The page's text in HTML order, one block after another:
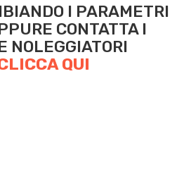
I PARAMETRI
CONTATTA I
NOLEGGIATORI
QUI